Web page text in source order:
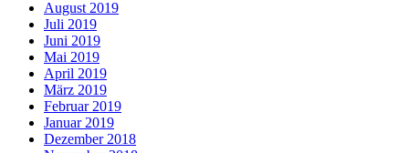
August 2019
Juli 2019
Juni 2019
Mai 2019
April 2019
März 2019
Februar 2019
Januar 2019
Dezember 2018